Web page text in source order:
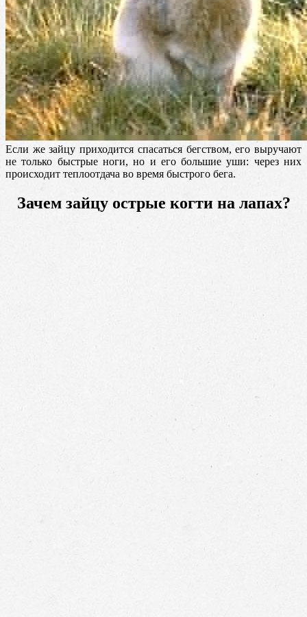
Если же зайцу приходится спасаться бегством, его выручают
не только быстрые ноги, но и его большие уши: через них
происходит теплоотдача во время быстрого бега.
Зачем зайцу острые когти на лапах?